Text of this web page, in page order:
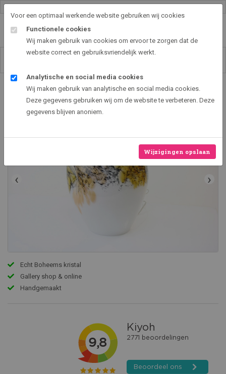
Voor een optimaal werkende website gebruiken wij cookies
Functionele cookies
Wij maken gebruik van cookies om ervoor te zorgen dat de
website correct en gebruiksvriendelijk werkt.
Analytische en social media cookies
Wij maken gebruik van analytische en social media cookies.
Deze gegevens gebruiken wij om de website te verbeteren. Deze
gegevens blijven anoniem.
Wijzigingen opslaan
Art2EXPO GallerySHOP - de leukste kunst cadeau ideeën
Lamp Murrina Gold Black
‹ ›
Echt Boheems kristal
Gallery shop & online
Handgemaakt